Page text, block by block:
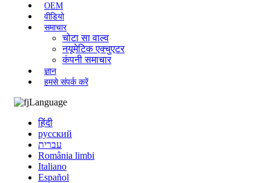
OEM
वीडियो
समाचार
चोटा सा वाल्व
नयूमेटिक एक्चुएटर
कंपनी समाचार
ज्ञान
हमसे संपर्क करें
Language
हिंदी
русский
עברית
România limbi
Italiano
Español